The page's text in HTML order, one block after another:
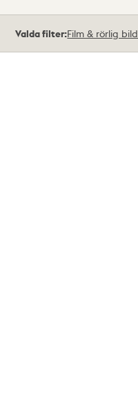
träffar
Valda filter:Film & rörlig bild